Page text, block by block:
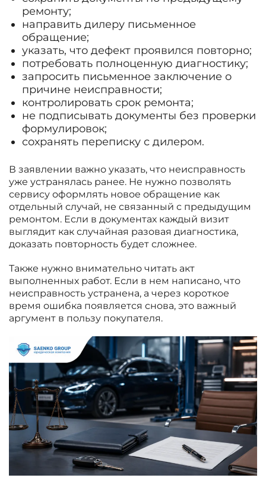
ремонту;
направить дилеру письменное
обращение;
указать, что дефект проявился повторно;
потребовать полноценную диагностику;
запросить письменное заключение о
причине неисправности;
контролировать срок ремонта;
не подписывать документы без проверки
формулировок;
сохранять переписку с дилером.
В заявлении важно указать, что неисправность
уже устранялась ранее. Не нужно позволять
сервису оформлять новое обращение как
отдельный случай, не связанный с предыдущим
ремонтом. Если в документах каждый визит
выглядит как случайная разовая диагностика,
доказать повторность будет сложнее.
Также нужно внимательно читать акт
выполненных работ. Если в нем написано, что
неисправность устранена, а через короткое
время ошибка появляется снова, это важный
аргумент в пользу покупателя.